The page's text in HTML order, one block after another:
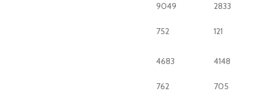
9049
752
2833
121
4683
762
4148
705